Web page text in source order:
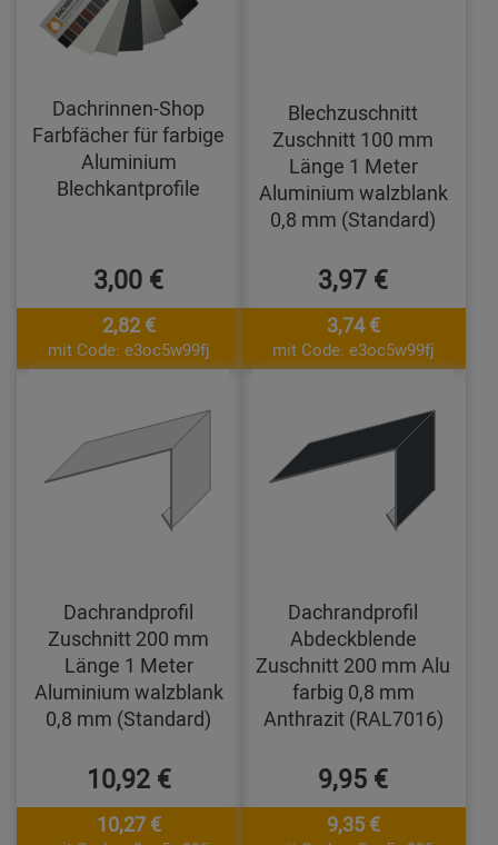
Dachrinnen-Shop
Farbfächer für farbige
Aluminium
Blechkantprofile
3,00 €
2,82 €
mit Code: e3oc5w99fj
Blechzuschnitt
Zuschnitt 100 mm
Länge 1 Meter
Aluminium walzblank
0,8 mm (Standard)
3,97 €
3,74 €
mit Code: e3oc5w99fj
Dachrandprofil
Zuschnitt 200 mm
Länge 1 Meter
Aluminium walzblank
0,8 mm (Standard)
10,92 €
10,27 €
Dachrandprofil
Abdeckblende
Zuschnitt 200 mm Alu
farbig 0,8 mm
Anthrazit (RAL7016)
9,95 €
9,35 €